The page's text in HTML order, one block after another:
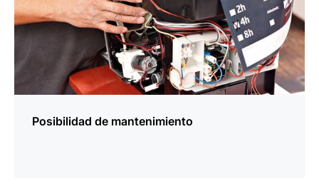
Posibilidad de mantenimiento